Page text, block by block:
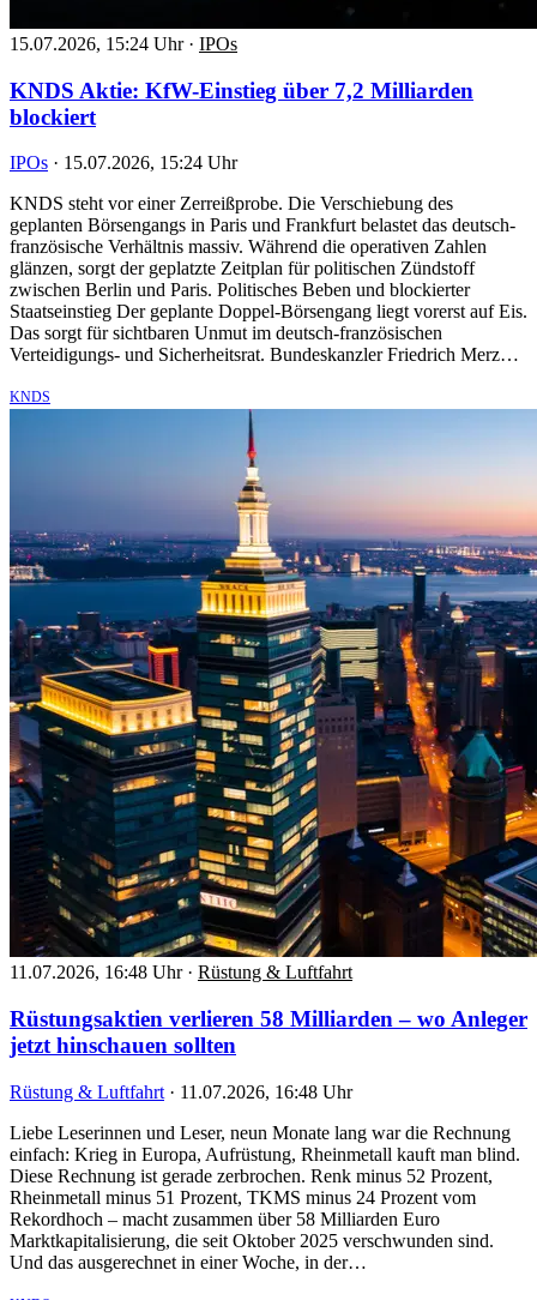
15.07.2026, 15:24 Uhr · IPOs
KNDS Aktie: KfW-Einstieg über 7,2 Milliarden
blockiert
IPOs · 15.07.2026, 15:24 Uhr
KNDS steht vor einer Zerreißprobe. Die Verschiebung des
geplanten Börsengangs in Paris und Frankfurt belastet das deutsch-
französische Verhältnis massiv. Während die operativen Zahlen
glänzen, sorgt der geplatzte Zeitplan für politischen Zündstoff
zwischen Berlin und Paris. Politisches Beben und blockierter
Staatseinstieg Der geplante Doppel-Börsengang liegt vorerst auf Eis.
Das sorgt für sichtbaren Unmut im deutsch-französischen
Verteidigungs- und Sicherheitsrat. Bundeskanzler Friedrich Merz…
KNDS
11.07.2026, 16:48 Uhr · Rüstung & Luftfahrt
Rüstungsaktien verlieren 58 Milliarden – wo Anleger
jetzt hinschauen sollten
Rüstung & Luftfahrt · 11.07.2026, 16:48 Uhr
Liebe Leserinnen und Leser, neun Monate lang war die Rechnung
einfach: Krieg in Europa, Aufrüstung, Rheinmetall kauft man blind.
Diese Rechnung ist gerade zerbrochen. Renk minus 52 Prozent,
Rheinmetall minus 51 Prozent, TKMS minus 24 Prozent vom
Rekordhoch – macht zusammen über 58 Milliarden Euro
Marktkapitalisierung, die seit Oktober 2025 verschwunden sind.
Und das ausgerechnet in einer Woche, in der…